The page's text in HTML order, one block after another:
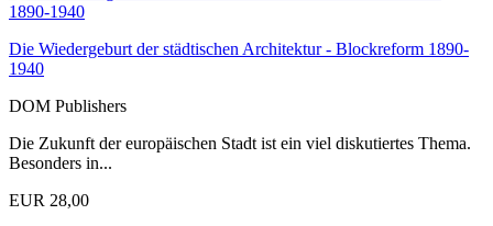
Die Wiedergeburt der städtischen Architektur - Blockreform 1890-
1940
DOM Publishers
Die Zukunft der europäischen Stadt ist ein viel diskutiertes Thema.
Besonders in...
EUR 28,00